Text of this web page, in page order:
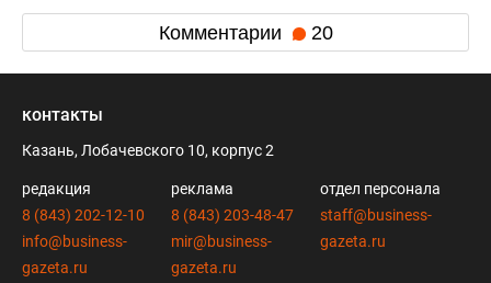
Комментарии 20
контакты
Казань, Лобачевского 10, корпус 2
редакция
8 (843) 202-12-10
info@business-
gazeta.ru
реклама
8 (843) 203-48-47
mir@business-
gazeta.ru
отдел персонала
staff@business-
gazeta.ru